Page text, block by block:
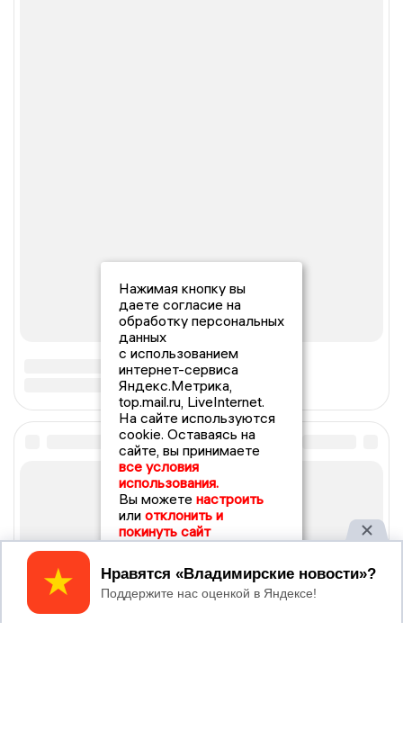
Нажимая кнопку вы
даете согласие на
обработку персональных
данных
с использованием
интернет-сервиса
Яндекс.Метрика,
top.mail.ru, LiveInternet.
На сайте используются
cookie. Оставаясь на
сайте, вы принимаете
все условия
использования.
Вы можете настроить
или отклонить и
покинуть сайт
Принять